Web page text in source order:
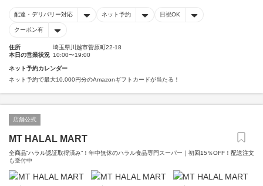
配達・デリバリー対応 ネット予約 日祝OK
クーポン有
住所
埼玉県川越市菅原町22-18
本日の営業状況 10:00〜19:00
ネット予約カレンダー
ネット予約で最大10,000円分のAmazonギフトカードが当たる！
店舗公式
MT HALAL MART
全商品“ハラル認証取得済み”！年中無休のハラル食品専門スーパー｜初回15％OFF！配送注文
も受付中